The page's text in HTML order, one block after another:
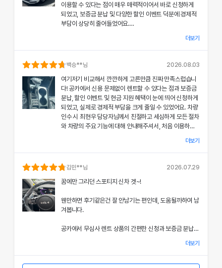
이용할 수 있다는 점이 매우 매력적이어서 바로 신청하게
되었고, 보증금 분납 및 다양한 할인 이벤트 덕분에 경제적
부담이 상당히 줄어들었어요.
차량 인수 시 장민혁 담당자님께서 친절하고 꼼꼼하게 신차
의 상태와 각종 기능에 대해 설명해주셔서, 처음 이용하는
분들도 부담 없이 서비스를 체험할 수 있었어요.
공카의 본부 직거래 시스템으로 중간 마진 없이 합리적인
렌트료를 제공받았고, 즉시 출고되는 신차 덕분에 긴급 상
황에서도 차질 없이 차량을 이용할 수 있었던 점이 특히 인
상 깊었어요.
쏘나타의 세련된 디자인과 최신 편의 기능, 그리고 안전 장
치에 대한 세심한 관리가 직접 눈으로 확인되면서 전체적인
다시 이용하고 싶은 강력한 동기가 되었어요.
돋보여 제게 잊지 못할 기억으로 남았으며, 이 만족스러운
더보기
백승**님 2026.08.03
여기저기 비교해서 깐깐하게 고른만큼 진짜 만족스럽습니
다! 공카에서 신용 문제없이 렌트할 수 있다는 점과 보증금
분납, 할인 이벤트 및 현금 지원 혜택이 눈에 띄어 신청하게
되었고, 실제로 경제적 부담을 크게 줄일 수 있었어요. 차량
인수 시 최현우 담당자님께서 친절하고 세심하게 모든 절차
와 차량의 주요 기능에 대해 안내해주셔서, 처음 이용하는
공카의 본부 직거래 시스템 덕분에 렌트료가 매우 합리적으
로 책정되었고, 필요할 때마다 즉시 출고되는 신차 시스템
은 제 일정에 맞춰 안정적으로 차량을 이용할 수 있도록 도
와주었어요.
쏘나타의 우아한 디자인과 최신 편의 기능, 그리고 안전장
치에 대한 상세한 설명은 제 기대 이상이었으며, 전 과정에
어요.
도 공카를 우선적으로 이용하게 만들 정도로 만족스러웠으
더보기
김민**님 2026.07.29
꿈에만 그리던 스포티지 신차 겟~!
웬만하면 후기같은건 잘 안남기는 편인데, 도움될까하여 남
겨봅니다.
공카에서 무심사 렌트 상품의 간편한 신청과 보증금 분납,
차량 인수 시 이준호 담당자님께서 따뜻하면서도 세심하게
더보기
'(주)공카'는 (이하 '회사'는) 고객님의 개인정보를 중요시하며, "정보
통신망 이용촉진 및 정보보호"에 관한 법률을 준수하고 있습니다.
회사는 개인정보처리방침을 통하여 고객님께서 제공하시는 개인정보
가 어떠한 용도와 방식으로 이용되고 있으며, 개인정보보호를 위해 어
떠한 조치가 취해지고 있는지 알려드립니다.
회사는 개인정보처리방침을 개정하는 경우 웹사이트 공지사항(또는